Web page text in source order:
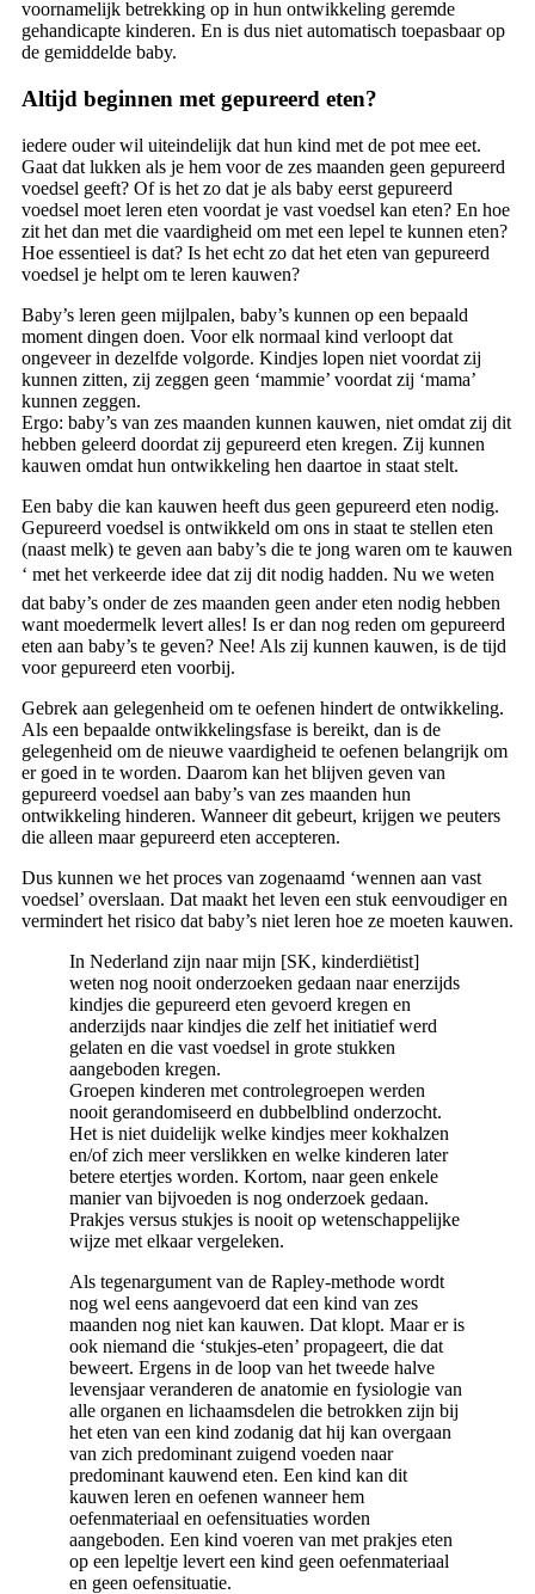
voornamelijk betrekking op in hun ontwikkeling geremde
gehandicapte kinderen. En is dus niet automatisch toepasbaar op
de gemiddelde baby.
Altijd beginnen met gepureerd eten?
iedere ouder wil uiteindelijk dat hun kind met de pot mee eet.
Gaat dat lukken als je hem voor de zes maanden geen gepureerd
voedsel geeft? Of is het zo dat je als baby eerst gepureerd
voedsel moet leren eten voordat je vast voedsel kan eten? En hoe
zit het dan met die vaardigheid om met een lepel te kunnen eten?
Hoe essentieel is dat? Is het echt zo dat het eten van gepureerd
voedsel je helpt om te leren kauwen?
Baby’s leren geen mijlpalen, baby’s kunnen op een bepaald
moment dingen doen. Voor elk normaal kind verloopt dat
ongeveer in dezelfde volgorde. Kindjes lopen niet voordat zij
kunnen zitten, zij zeggen geen ‘mammie’ voordat zij ‘mama’
kunnen zeggen.
Ergo: baby’s van zes maanden kunnen kauwen, niet omdat zij dit
hebben geleerd doordat zij gepureerd eten kregen. Zij kunnen
kauwen omdat hun ontwikkeling hen daartoe in staat stelt.
Een baby die kan kauwen heeft dus geen gepureerd eten nodig.
Gepureerd voedsel is ontwikkeld om ons in staat te stellen eten
(naast melk) te geven aan baby’s die te jong waren om te kauwen
‘ met het verkeerde idee dat zij dit nodig hadden. Nu we weten
dat baby’s onder de zes maanden geen ander eten nodig hebben
want moedermelk levert alles! Is er dan nog reden om gepureerd
eten aan baby’s te geven? Nee! Als zij kunnen kauwen, is de tijd
voor gepureerd eten voorbij.
Gebrek aan gelegenheid om te oefenen hindert de ontwikkeling.
Als een bepaalde ontwikkelingsfase is bereikt, dan is de
gelegenheid om de nieuwe vaardigheid te oefenen belangrijk om
er goed in te worden. Daarom kan het blijven geven van
gepureerd voedsel aan baby’s van zes maanden hun
ontwikkeling hinderen. Wanneer dit gebeurt, krijgen we peuters
die alleen maar gepureerd eten accepteren.
Dus kunnen we het proces van zogenaamd ‘wennen aan vast
voedsel’ overslaan. Dat maakt het leven een stuk eenvoudiger en
vermindert het risico dat baby’s niet leren hoe ze moeten kauwen.
In Nederland zijn naar mijn [SK, kinderdiëtist]
weten nog nooit onderzoeken gedaan naar enerzijds
kindjes die gepureerd eten gevoerd kregen en
anderzijds naar kindjes die zelf het initiatief werd
gelaten en die vast voedsel in grote stukken
aangeboden kregen.
Groepen kinderen met controlegroepen werden
nooit gerandomiseerd en dubbelblind onderzocht.
Het is niet duidelijk welke kindjes meer kokhalzen
en/of zich meer verslikken en welke kinderen later
betere etertjes worden. Kortom, naar geen enkele
manier van bijvoeden is nog onderzoek gedaan.
Prakjes versus stukjes is nooit op wetenschappelijke
wijze met elkaar vergeleken.
Als tegenargument van de Rapley-methode wordt
nog wel eens aangevoerd dat een kind van zes
maanden nog niet kan kauwen. Dat klopt. Maar er is
ook niemand die ‘stukjes-eten’ propageert, die dat
beweert. Ergens in de loop van het tweede halve
levensjaar veranderen de anatomie en fysiologie van
alle organen en lichaamsdelen die betrokken zijn bij
het eten van een kind zodanig dat hij kan overgaan
van zich predominant zuigend voeden naar
predominant kauwend eten. Een kind kan dit
kauwen leren en oefenen wanneer hem
oefenmateriaal en oefensituaties worden
aangeboden. Een kind voeren van met prakjes eten
op een lepeltje levert een kind geen oefenmateriaal
en geen oefensituatie.